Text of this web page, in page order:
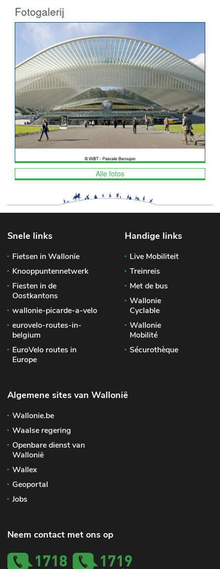
Fotogalerij
Alle fotos
Snele links
Fietsen in Wallonïe
Knooppuntennetwerk
Fiesten in de
Oostkantons
wallonie-picarde-a-velo
eurovelo-routes-in-
belgium
EuroVelo routes in
Europe
Handige links
Live Mobiliteit
Treinreis
Met de bus
Wallonie
Cyclable
Wallonie
Mobilité
Sécurothèque
Algemene sites van Wallonië
Wallonie.be
Waalse regering
Openbare dienst van
Wallonië
Wallex
Geoportal
Jobs
Neem contact met ons op